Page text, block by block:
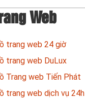
Web
trang web 24 giờ
trang web DuLux
Trang web Tiến Phát
trang web dịch vụ 24h